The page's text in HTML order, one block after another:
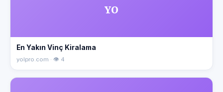
YO
En Yakın Vinç Kiralama
yolpro.com · 👁 4